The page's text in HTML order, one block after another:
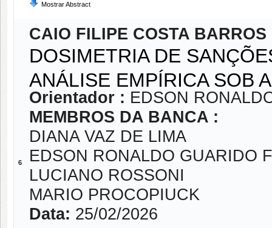
Mostrar Abstract
6
CAIO FILIPE COSTA BARROS
DOSIMETRIA DE
ANÁLISE EMPÍRICA SOB
Orientador : EDSON
MEMBROS DA BANCA :
DIANA VAZ DE LIMA
EDSON RONALDO GUARIDO
LUCIANO ROSSONI
MARIO PROCOPIUCK
Data: 25/02/2026